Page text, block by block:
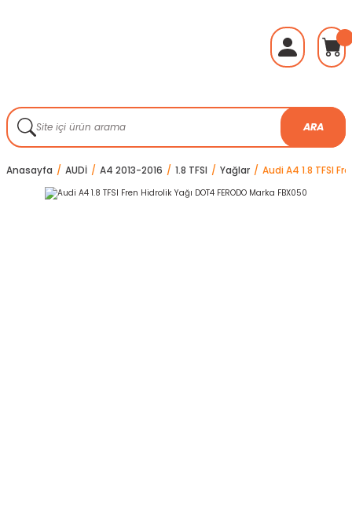
ARA
Anasayfa AUDİ A4 2013-2016 1.8 TFSI Yağlar Audi A4 1.8 TFSI